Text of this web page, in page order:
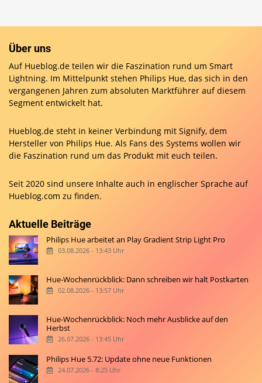
Über uns
Auf Hueblog.de teilen wir die Faszination rund um Smart
Lightning. Im Mittelpunkt stehen Philips Hue, das sich in den
vergangenen Jahren zum absoluten Marktführer auf diesem
Segment entwickelt hat.
Hueblog.de steht in keiner Verbindung mit Signify, dem
Hersteller von Philips Hue. Als Fans des Systems wollen wir
die Faszination rund um das Produkt mit euch teilen.
Seit 2020 sind unsere Inhalte auch in englischer Sprache auf
Hueblog.com zu finden.
Aktuelle Beiträge
Philips Hue arbeitet an Play Gradient Strip Light Pro
03.08.2026 - 13:43 Uhr
Hue-Wochenrückblick: Dann schreiben wir halt Postkarten
02.08.2026 - 13:57 Uhr
Hue-Wochenrückblick: Noch mehr Ausblicke auf den
Herbst
26.07.2026 - 13:45 Uhr
Philips Hue 5.72: Update ohne neue Funktionen
24.07.2026 - 8:25 Uhr